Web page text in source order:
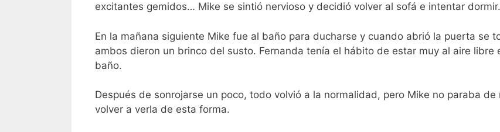
excitantes gemidos… Mike se sintió nervioso y decidió volver al sofá e intentar dormir.
En la mañana siguiente Mike fue al baño para ducharse y cuando abrió la puerta se
ambos dieron un brinco del susto. Fernanda tenía el hábito de estar muy al aire
baño.
Después de sonrojarse un poco, todo volvió a la normalidad, pero Mike no paraba
volver a verla de esta forma.